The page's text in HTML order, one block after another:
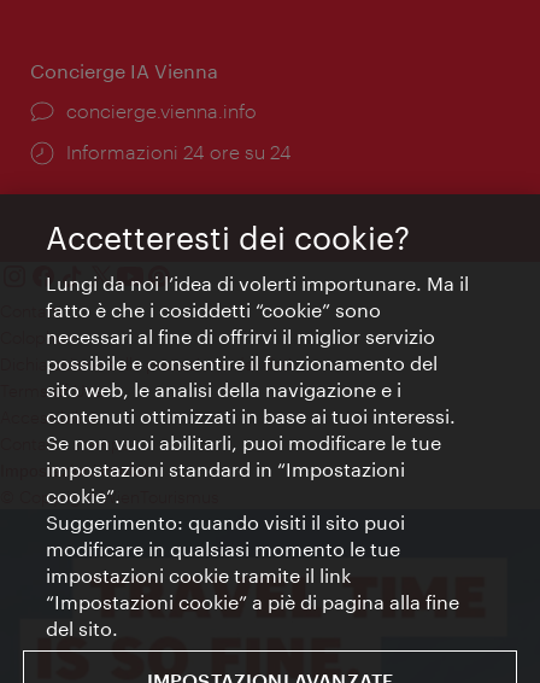
Concierge IA Vienna
Ort:
concierge.vienna.info
Öffnungszeiten:
Informazioni 24 ore su 24
Contatti
Colophon
Dichiarazione sulla protezione dei dati
Terms of Use
Accessibilità
Contatto stampa
Impostazioni cookie
© Copyright WienTourismus
Accetteresti dei cookie?
Lungi da noi l’idea di volerti importunare. Ma il
fatto è che i cosiddetti “cookie” sono
necessari al fine di offrirvi il miglior servizio
possibile e consentire il funzionamento del
sito web, le analisi della navigazione e i
contenuti ottimizzati in base ai tuoi interessi.
Se non vuoi abilitarli, puoi modificare le tue
impostazioni standard in “Impostazioni
cookie”.
Suggerimento: quando visiti il sito puoi
modificare in qualsiasi momento le tue
impostazioni cookie tramite il link
“Impostazioni cookie” a piè di pagina alla fine
del sito.